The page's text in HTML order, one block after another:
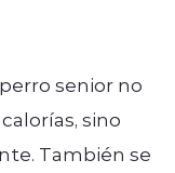
senior no
sino
También se